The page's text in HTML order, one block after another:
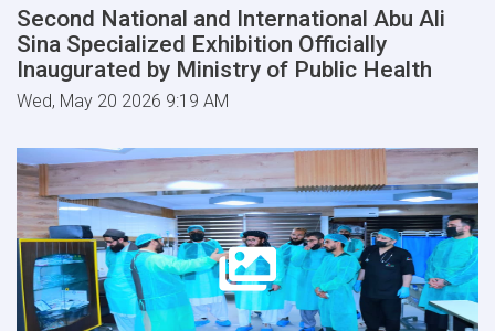
Second National and International Abu Ali
Sina Specialized Exhibition Officially
Inaugurated by Ministry of Public Health
Wed, May 20 2026 9:19 AM